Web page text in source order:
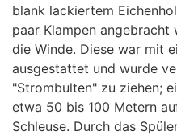
blank lackiertem
paar Klampen angebracht
die Winde. Diese war mit
ausgestattet und wurde
"Strombulten" zu ziehen;
etwa 50 bis 100 Metern
Schleuse. Durch das